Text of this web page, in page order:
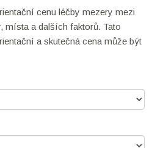
cenu léčby mezery mezi
místa a dalších faktorů. Tato
a skutečná cena může být